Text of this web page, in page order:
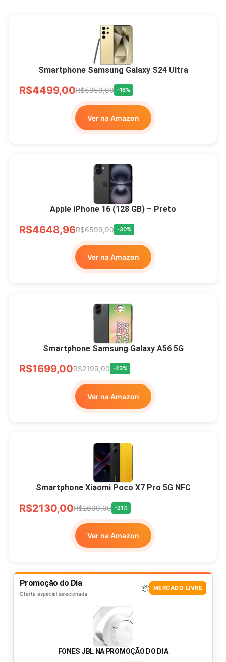
Smartphone Samsung Galaxy S24 Ultra
R$4499,00R$5359,00 -16%
Ver na Amazon
Apple iPhone 16 (128 GB) – Preto
R$4648,96R$6599,90 -30%
Ver na Amazon
Smartphone Samsung Galaxy A56 5G
R$1699,00R$2199,00 -23%
Ver na Amazon
Smartphone Xiaomi Poco X7 Pro 5G NFC
R$2130,00R$2699,00 -21%
Ver na Amazon
Promoção do Dia
Oferta especial selecionada
📦 MERCADO LIVRE
FONES JBL NA PROMOÇÃO DO DIA